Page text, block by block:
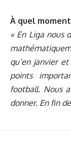
À quel
« En Liga nous
qu’en janvier
points
football. Nous
donner. En fin